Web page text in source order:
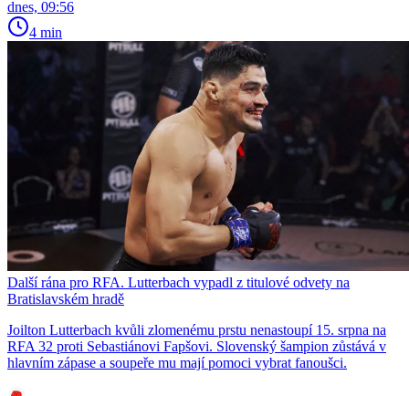
dnes, 09:56
4 min
Další rána pro RFA. Lutterbach vypadl z titulové odvety na
Bratislavském hradě
Joilton Lutterbach kvůli zlomenému prstu nenastoupí 15. srpna na
RFA 32 proti Sebastiánovi Fapšovi. Slovenský šampion zůstává v
hlavním zápase a soupeře mu mají pomoci vybrat fanoušci.